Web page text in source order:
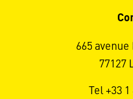
665
77127
Tel +33